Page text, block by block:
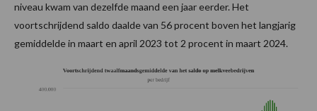
niveau kwam van dezelfde maand een jaar eerder. Het
voortschrijdend saldo daalde van 56 procent boven het langjarig
gemiddelde in maart en april 2023 tot 2 procent in maart 2024.